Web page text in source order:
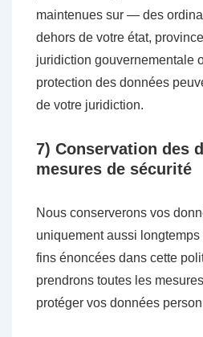
maintenues sur — des
dehors de votre état,
juridiction gouvernementale
protection des données
de votre juridiction.
7) Conservation des
mesures de sécurité
Nous conserverons vos
uniquement aussi
fins énoncées dans cette
prendrons toutes les
protéger vos données